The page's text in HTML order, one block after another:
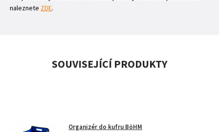
naleznete ZDE.
SOUVISEJÍCÍ PRODUKTY
Organizér do kufru BöHM